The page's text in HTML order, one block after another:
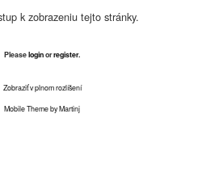
k zobrazeniu tejto stránky.
Pleaseloginorregister.
Zobraziť v plnom rozlíšení
Mobile Theme by Martinj